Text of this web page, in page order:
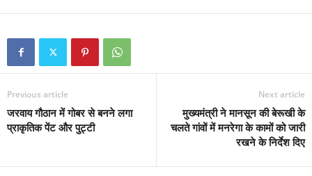
Previous article
जरवाय गौठान में गोबर से बनने लगा
प्राकृतिक पेंट और पुट्टी
Next article
मुख्यमंत्री ने मानसून की बेरूखी के
चलते गांवों में मनरेगा के कामों को जारी
रखने के निर्देश दिए